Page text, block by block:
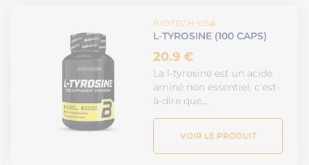
BIOTECH USA
L-TYROSINE (100 CAPS)
20.9 €
La l-tyrosine est un acide
aminé non essentiel, c'est-
à-dire que…
VOIR LE PRODUIT